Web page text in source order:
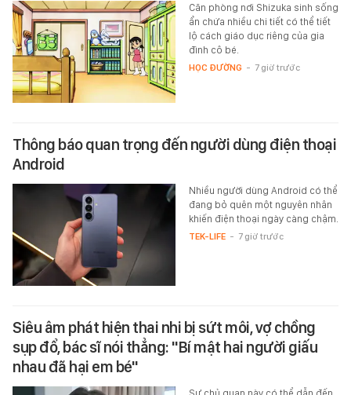
Căn phòng nơi Shizuka sinh sống
ẩn chứa nhiều chi tiết có thể tiết
lộ cách giáo dục riêng của gia
đình cô bé.
HỌC ĐƯỜNG - 7 giờ trước
Thông báo quan trọng đến người dùng điện thoại
Android
Nhiều người dùng Android có thể
đang bỏ quên một nguyên nhân
khiến điện thoại ngày càng chậm.
TEK-LIFE - 7 giờ trước
Siêu âm phát hiện thai nhi bị sứt môi, vợ chồng
sụp đổ, bác sĩ nói thẳng: "Bí mật hai người giấu
nhau đã hại em bé"